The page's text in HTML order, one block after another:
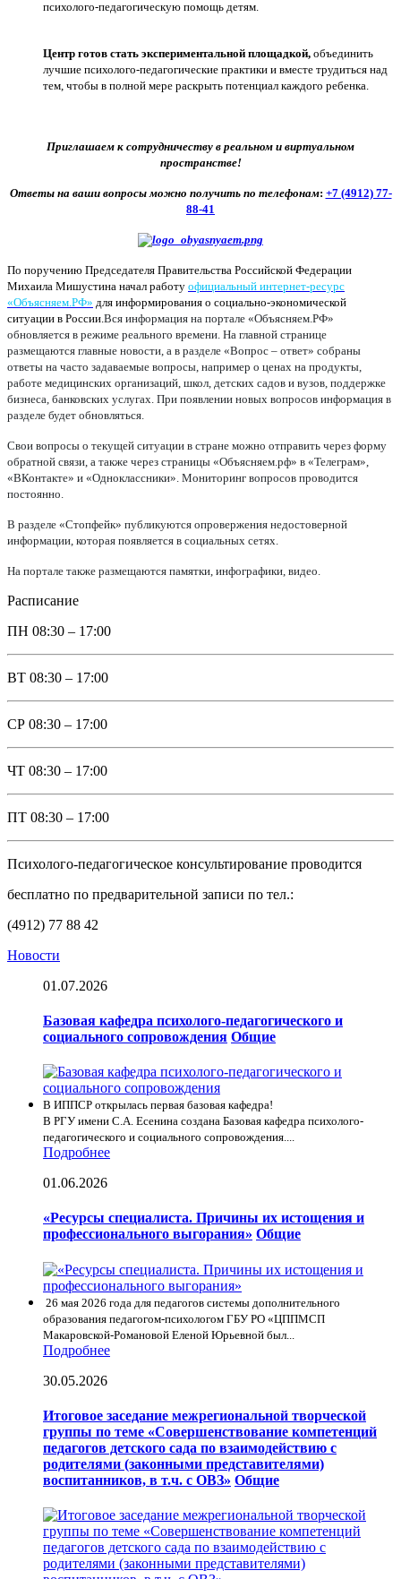
психолого-педагогическую помощь детям.
Центр готов стать экспериментальной площадкой, объединить
лучшие психолого-педагогические практики и вместе трудиться над
тем, чтобы в полной мере раскрыть потенциал каждого ребенка.
Приглашаем к сотрудничеству в реальном и виртуальном
пространстве!
Ответы на ваши вопросы можно получить по телефонам: +7 (4912) 77-
88-41
По поручению Председателя Правительства Российской Федерации
Михаила Мишустина начал работу официальный интернет-ресурс
«Объясняем.РФ» для информирования о социально-экономической
ситуации в России. Вся информация на портале «Объясняем.РФ»
обновляется в режиме реального времени. На главной странице
размещаются главные новости, а в разделе «Вопрос – ответ» собраны
ответы на часто задаваемые вопросы, например о ценах на продукты,
работе медицинских организаций, школ, детских садов и вузов, поддержке
бизнеса, банковских услугах. При появлении новых вопросов информация в
разделе будет обновляться.
Свои вопросы о текущей ситуации в стране можно отправить через форму
обратной связи, а также через страницы «Объясняем.рф» в «Телеграм»,
«ВКонтакте» и «Одноклассники». Мониторинг вопросов проводится
постоянно.
В разделе «Стопфейк» публикуются опровержения недостоверной
информации, которая появляется в социальных сетях.
На портале также размещаются памятки, инфографики, видео.
Расписание
ПН 08:30 – 17:00
ВТ 08:30 – 17:00
СР 08:30 – 17:00
ЧТ 08:30 – 17:00
ПТ 08:30 – 17:00
Психолого-педагогическое консультирование проводится
бесплатно по предварительной записи по тел.:
(4912) 77 88 42
Новости
01.07.2026
Базовая кафедра психолого-педагогического и
социального сопровождения Общие
В ИППСР открылась первая базовая кафедра!
В РГУ имени С.А. Есенина создана Базовая кафедра психолого-
педагогического и социального сопровождения....
Подробнее
01.06.2026
«Ресурсы специалиста. Причины их истощения и
профессионального выгорания» Общие
26 мая 2026 года для педагогов системы дополнительного
образования педагогом-психологом ГБУ РО «ЦППМСП
Макаровской-Романовой Еленой Юрьевной был...
Подробнее
30.05.2026
Итоговое заседание межрегиональной творческой
группы по теме «Совершенствование компетенций
педагогов детского сада по взаимодействию с
родителями (законными представителями)
воспитанников, в т.ч. с ОВЗ» Общие